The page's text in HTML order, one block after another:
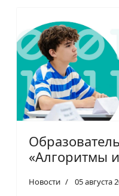
«Алгоритмы
Новости 05 августа